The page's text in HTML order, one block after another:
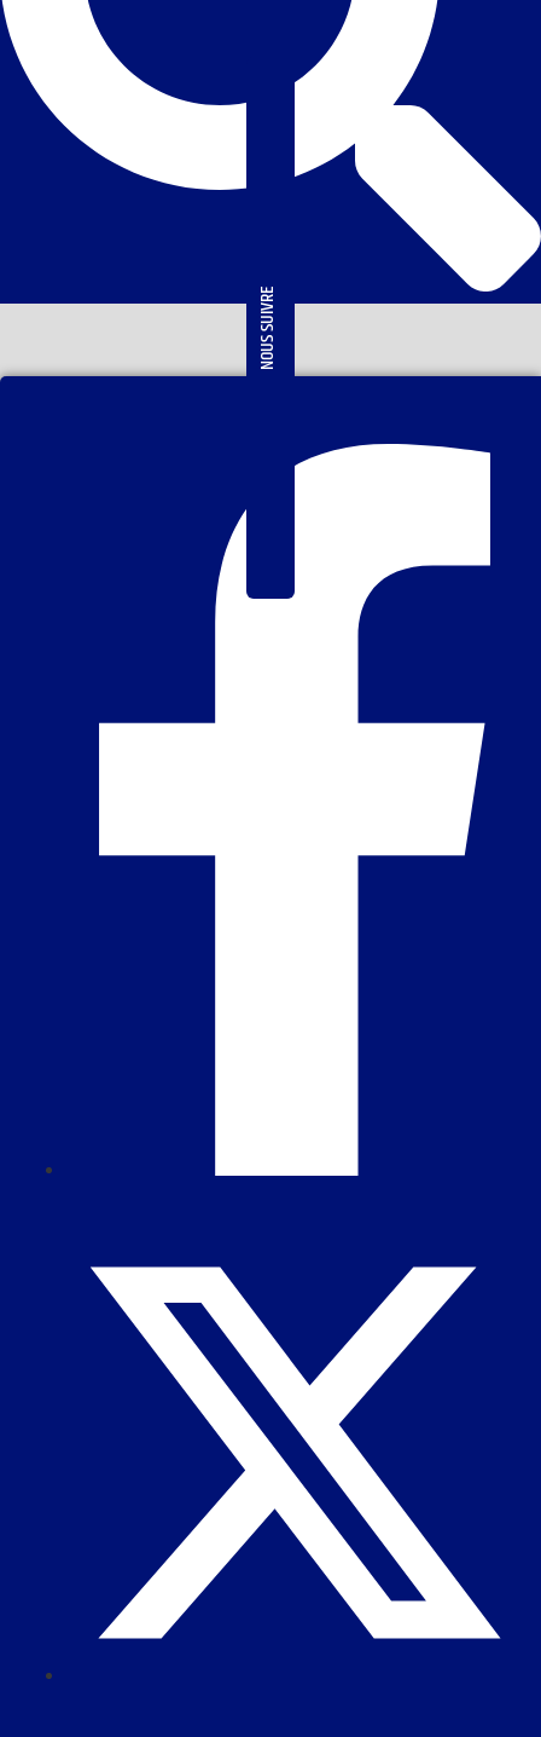
NOUS SUIVRE